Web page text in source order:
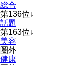
総合
第136位↓
話題
第163位↓
美容
圏外
健康